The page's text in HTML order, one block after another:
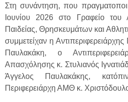
Στη συνάντηση, που
Ιουνίου 2026 στο Γραφείο
Παιδείας, Θρησκευμάτων και
συμμετείχαν η
Παυλακάκη, ο
Απασχόλησης κ. Στυλιανός
Άγγελος Παυλακάκης,
Περιφερειάρχη ΑΜΘ κ.